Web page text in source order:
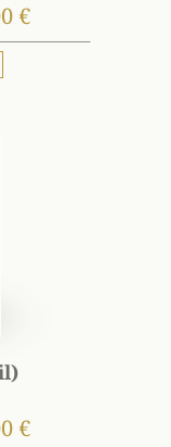
€
€